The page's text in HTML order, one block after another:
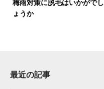
梅雨対策に脱毛はいかがでし
ょうか
最近の記事